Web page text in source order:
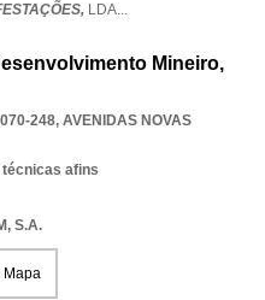
LDA...
Mineiro,
248, AVENIDAS NOVAS
afins
S.A.
Mapa